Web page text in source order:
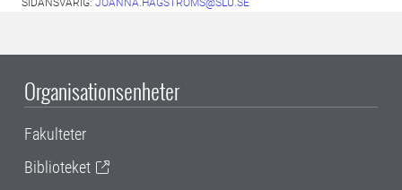
SIDANSVARIG: JOANNA.HAGSTROMS@SLU.SE
Organisationsenheter
Fakulteter
Biblioteket